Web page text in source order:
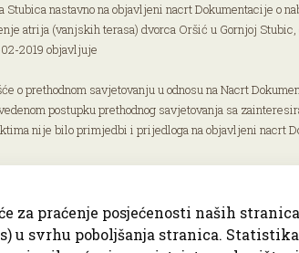
Stubica nastavno na objavljeni nacrt Dokumentacije o
atrija (vanjskih terasa) dvorca Oršić u Gornjoj
2019 objavljuje
o prethodnom savjetovanju u odnosu na Nacrt
postupku prethodnog savjetovanja sa
nije bilo primjedbi i prijedloga na objavljeni nacrt
za praćenje posjećenosti naših stranica
u svrhu poboljšanja stranica. Statistika